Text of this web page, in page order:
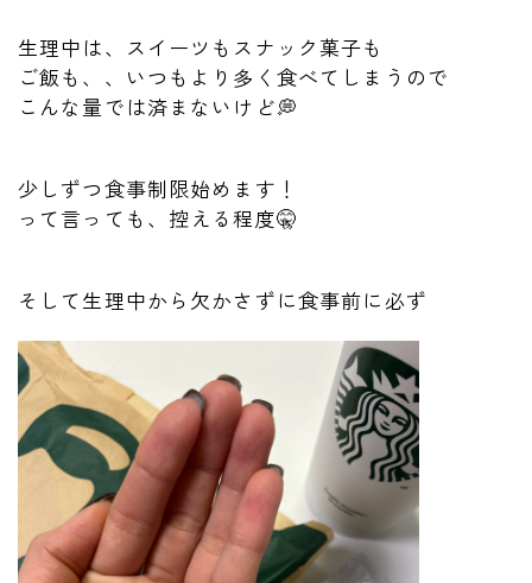
生理中は、スイーツもスナック菓子も
ご飯も、、いつもより多く食べてしまうので
こんな量では済まないけど💭
少しずつ食事制限始めます！
って言っても、控える程度🤫
そして生理中から欠かさずに食事前に必ず